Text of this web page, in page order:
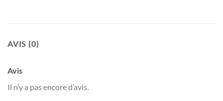
AVIS (0)
Avis
Il n’y a pas encore d’avis.